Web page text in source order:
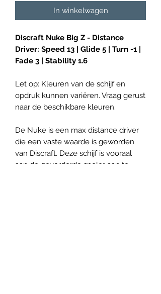
In winkelwagen
Discraft Nuke Big Z - Distance
Driver: Speed 13 | Glide 5 | Turn -1 |
Fade 3 | Stability 1.6
Let op: Kleuren van de schijf en
opdruk kunnen variëren. Vraag gerust
naar de beschikbare kleuren.
De Nuke is een max distance driver
die een vaste waarde is geworden
van Discraft. Deze schijf is vooraal
aan de gevorderde speler aan te